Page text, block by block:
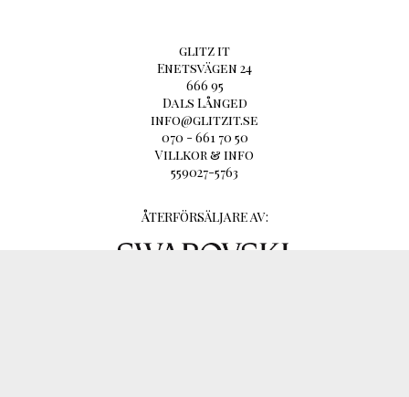
glitz it
Enetsvägen 24
666 95
Dals Långed
info@glitzit.se
070 - 661 70 50
Villkor & info
559027-5763
ÅTERFÖRSÄLJARE AV: